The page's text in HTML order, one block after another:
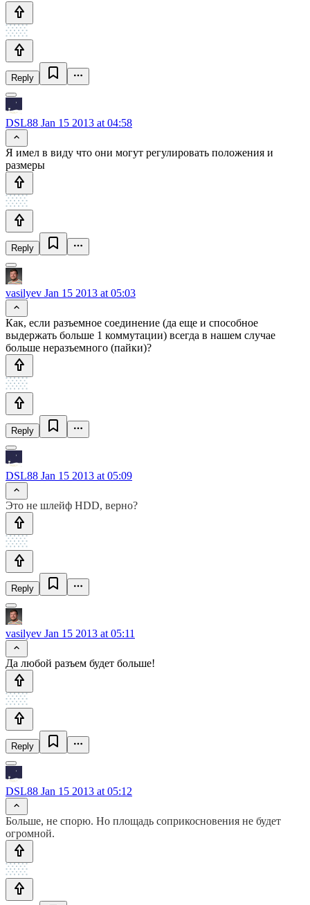
Reply
DSL88 Jan 15 2013 at 04:58
Я имел в виду что они могут регулировать положения и
размеры
Reply
vasilyev Jan 15 2013 at 05:03
Как, если разъемное соединение (да еще и способное
выдержать больше 1 коммутации) всегда в нашем случае
больше неразъемного (пайки)?
Reply
DSL88 Jan 15 2013 at 05:09
Это не шлейф HDD, верно?
Reply
vasilyev Jan 15 2013 at 05:11
Да любой разъем будет больше!
Reply
DSL88 Jan 15 2013 at 05:12
Больше, не спорю. Но площадь соприкосновения не будет
огромной.